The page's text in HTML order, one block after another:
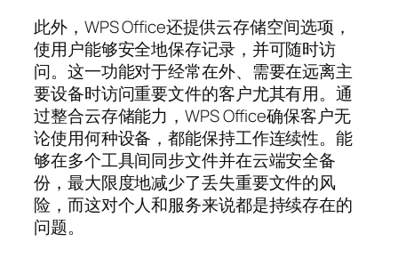
此外，WPS Office还提供云存储空间选项，
使用户能够安全地保存记录，并可随时访
问。这一功能对于经常在外、需要在远离主
要设备时访问重要文件的客户尤其有用。通
过整合云存储能力，WPS Office确保客户无
论使用何种设备，都能保持工作连续性。能
够在多个工具间同步文件并在云端安全备
份，最大限度地减少了丢失重要文件的风
险，而这对个人和服务来说都是持续存在的
问题。